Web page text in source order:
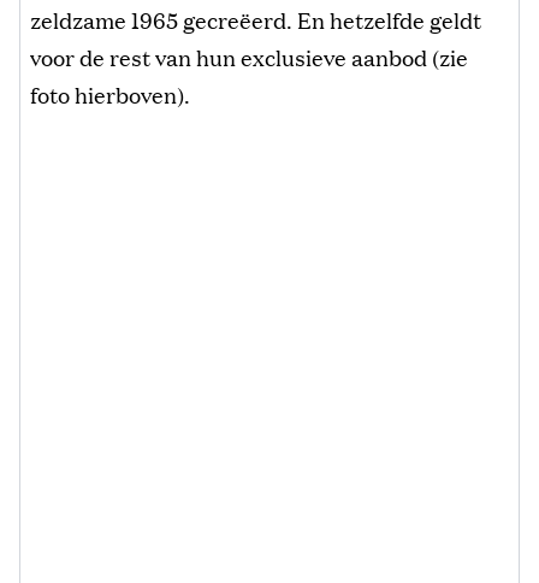
zeldzame 1965 gecreëerd. En hetzelfde geldt
voor de rest van hun exclusieve aanbod (zie
foto hierboven).